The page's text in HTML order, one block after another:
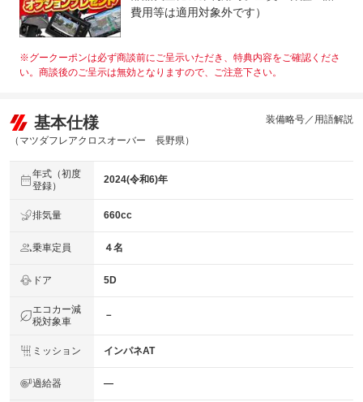
費用等は適用対象外です）
※グークーポンは必ず商談前にご呈示いただき、特典内容をご確認くださ
い。商談後のご呈示は無効となりますので、ご注意下さい。
基本仕様
（マツダフレアクロスオーバー 長野県）
装備略号／用語解説
年式（初度
登録）
2024(令和6)年
排気量 660cc
乗車定員 ４名
ドア 5D
エコカー減
税対象車
－
ミッション インパネAT
過給器 ―